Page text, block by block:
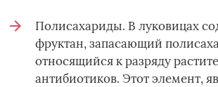
Полисахариды. В луковицах
фруктан, запасающий
относящийся к разряду
антибиотиков. Этот элемент,